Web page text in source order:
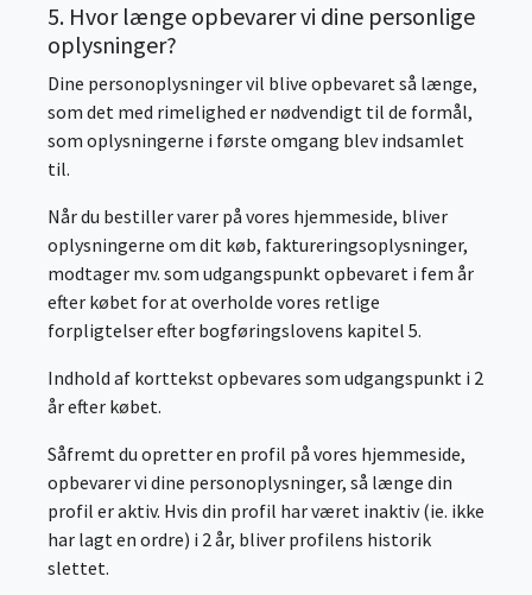
5. Hvor længe opbevarer vi dine personlige
oplysninger?
Dine personoplysninger vil blive opbevaret så længe,
som det med rimelighed er nødvendigt til de formål,
som oplysningerne i første omgang blev indsamlet
til.
Når du bestiller varer på vores hjemmeside, bliver
oplysningerne om dit køb, faktureringsoplysninger,
modtager mv. som udgangspunkt opbevaret i fem år
efter købet for at overholde vores retlige
forpligtelser efter bogføringslovens kapitel 5.
Indhold af korttekst opbevares som udgangspunkt i 2
år efter købet.
Såfremt du opretter en profil på vores hjemmeside,
opbevarer vi dine personoplysninger, så længe din
profil er aktiv. Hvis din profil har været inaktiv (ie. ikke
har lagt en ordre) i 2 år, bliver profilens historik
slettet.